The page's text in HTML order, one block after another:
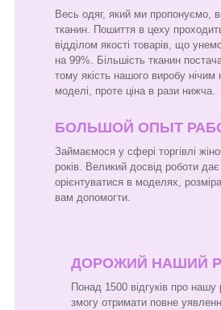
Весь одяг, який ми пропонуємо,
тканин. Пошиття в цеху
відділом якості товарів, що
на 99%. Більшість тканин
тому якість нашого виробу нічим
моделі, проте ціна в рази нижча.
БОЛЬШОЙ ОПЫТ
Займаємося у сфері торгівлі
років. Великий досвід роботи
орієнтуватися в моделях,
вам допомогти.
ДОРОЖИЙ НАШИЙ
Понад 1500 відгуків про
змогу отримати повне